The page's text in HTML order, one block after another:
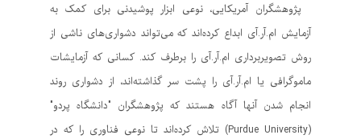
پژوهشگران آمریکایی، نوعی ابزار پوشیدنی برای کمک به
آزمایش ام‌.آر.آی ابداع کرده‌اند که می‌تواند دشواری‌های ناشی از
روش تصویربرداری ام‌.آر.آی را برطرف کند. کسانی که آزمایشات
ماموگرافی یا ام‌.آر.آی را پشت سر گذاشته‌اند، از دشواری روند
انجام شدن آنها آگاه هستند که پژوهشگران "دانشگاه پردو"
(Purdue University) تلاش کرده‌اند تا نوعی فناوری را که در